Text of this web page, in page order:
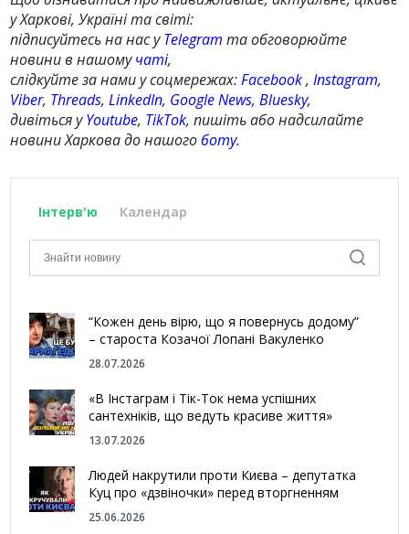
у Харкові, Україні та світі:
підписуйтесь на нас уTelegram та обговорюйте
новини в нашомучаті,
слідкуйте за нами у соцмережах:Facebook,Instagram,
Viber, Threads,LinkedIn, Google News,Bluesky,
дивіться уYoutube, TikTok, пишіть або надсилайте
новини Харкова до нашогоботу.
Інтерв'ю Календар
“Кожен день вірю, що я повернусь додому”
– староста Козачої Лопані Вакуленко
28.07.2026
«В Інстаграм і Тік-Ток нема успішних
сантехніків, що ведуть красиве життя»
13.07.2026
Людей накрутили проти Києва – депутатка
Куц про «дзвіночки» перед вторгненням
25.06.2026